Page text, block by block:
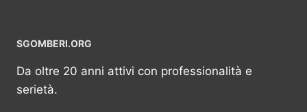
SGOMBERI.ORG
Da oltre 20 anni attivi con professionalità e
serietà.